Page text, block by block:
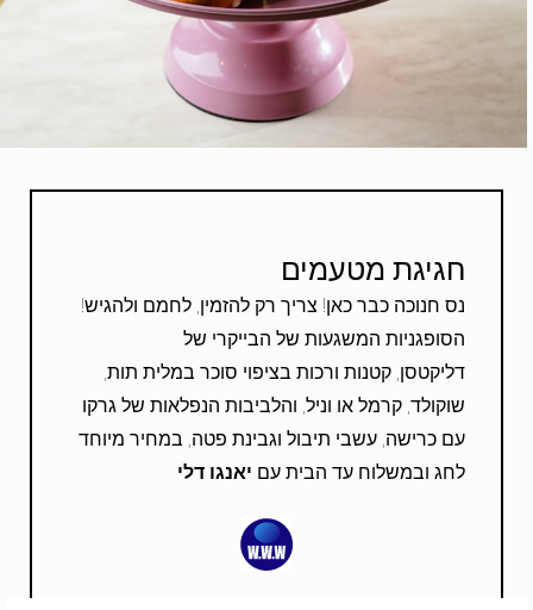
חגיגת מטעמים
נס חנוכה כבר כאן! צריך רק להזמין, לחמם ולהגיש!
הסופגניות המשגעות של הבייקרי של
דליקטסן, קטנות ורכות בציפוי סוכר במלית תות,
שוקולד, קרמל או וניל, והלביבות הנפלאות של גרקו
עם כרישה, עשבי תיבול וגבינת פטה, במחיר מיוחד
לחג ובמשלוח עד הבית עם יאנגו דלי